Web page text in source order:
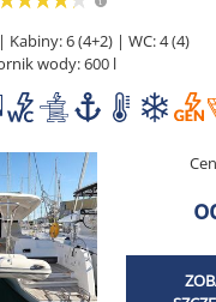
Kabiny: 6 (4+2) | WC: 4 (4)
wody: 600 l